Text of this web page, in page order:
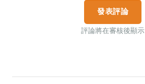
發表評論
評論將在審核後顯示